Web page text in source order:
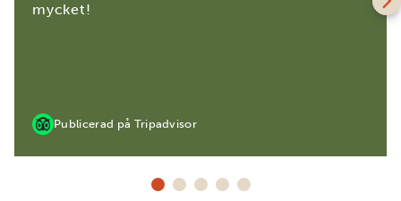
mycket!
Publicerad på Tripadvisor